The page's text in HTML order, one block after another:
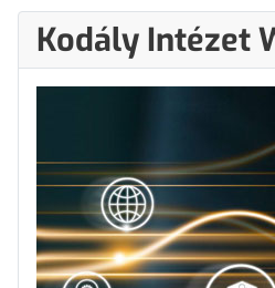
Kodály Intézet